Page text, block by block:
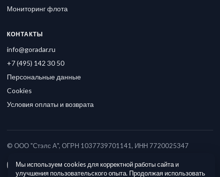
Мониторинг флота
КОНТАКТЫ
info@goradar.ru
+7 (495) 142 30 50
Персональные данные
Cookies
Условия оплаты и возврата
© ООО "Стэлс А", ОГРН 1037739701141, ИНН 7720025347
Мы используем cookies для корректной работы сайта и
улучшения пользовательского опыта. Продолжая использовать